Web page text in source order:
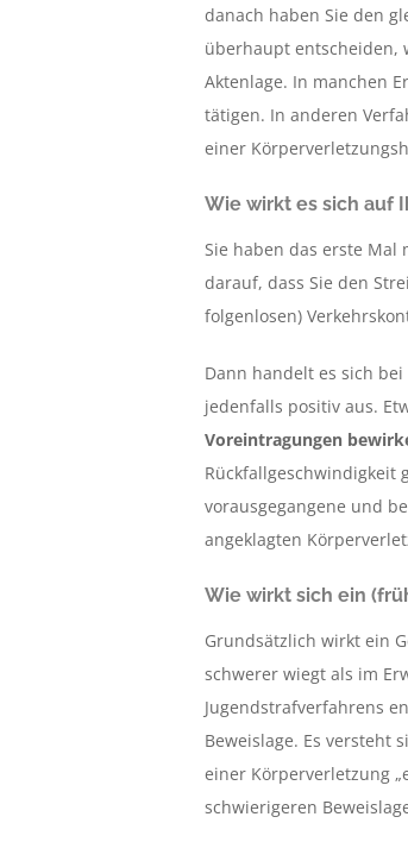
danach haben Sie den
überhaupt entscheiden,
Aktenlage. In manchen
tätigen. In anderen
einer
Wie wirkt es sich auf
Sie haben das erste Mal
darauf, dass Sie den
folgenlosen)
Dann handelt es sich
jedenfalls positiv aus.
Voreintragungen
Rückfallgeschwindigkeit
vorausgegangene und
angeklagten
Wie wirkt sich ein
Grundsätzlich wirkt ein
schwerer wiegt als im
Jugendstrafverfahrens
Beweislage. Es versteht
einer Körperverletzung
schwierigeren